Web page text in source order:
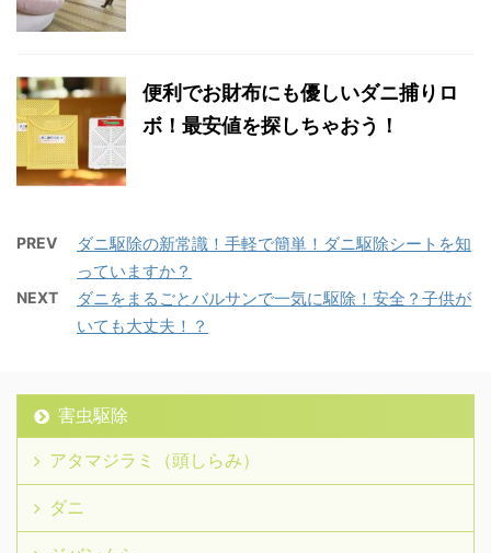
便利でお財布にも優しいダニ捕りロ
ボ！最安値を探しちゃおう！
PREV
ダニ駆除の新常識！手軽で簡単！ダニ駆除シートを知
っていますか？
NEXT
ダニをまるごとバルサンで一気に駆除！安全？子供が
いても大丈夫！？
害虫駆除
アタマジラミ（頭しらみ）
ダニ